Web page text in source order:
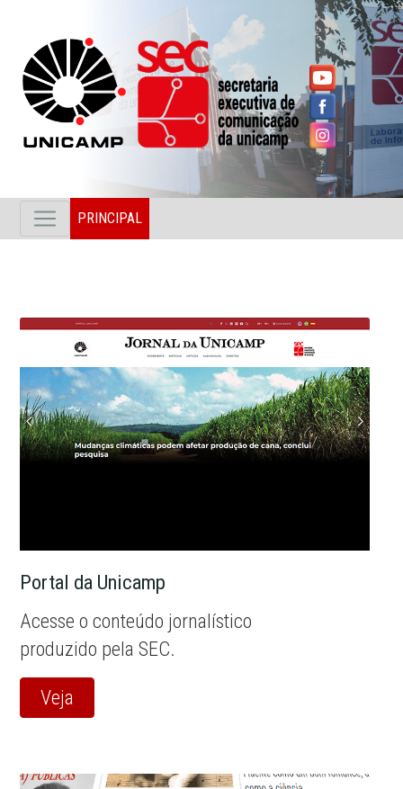
PRINCIPAL
Portal da Unicamp
Acesse o conteúdo jornalístico
produzido pela SEC.
Veja